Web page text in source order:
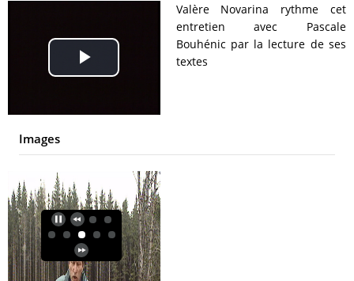
Play
Video
Valère Novarina rythme cet
entretien avec Pascale
Bouhénic par la lecture de ses
textes
Images